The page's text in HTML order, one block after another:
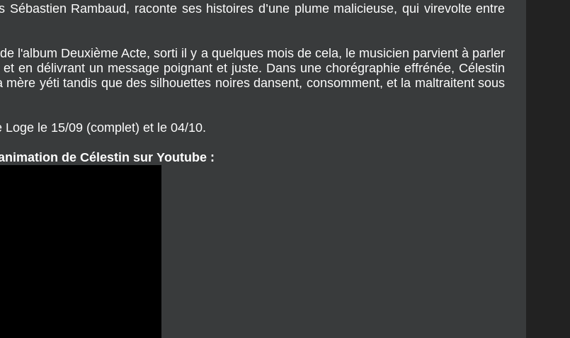
Rambaud, raconte ses histoires d’une plume malicieuse, qui virevolte entre
l'album Deuxième Acte, sorti il y a quelques mois de cela, le musicien parvient à parler
en délivrant un message poignant et juste. Dans une chorégraphie effrénée, Célestin
mère yéti tandis que des silhouettes noires dansent, consomment, et la maltraitent sous
le 15/09 (complet) et le 04/10.
de Célestin sur Youtube :